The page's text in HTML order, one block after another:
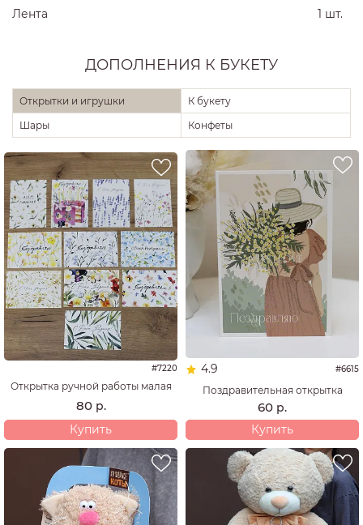
Лента
1 шт.
ДОПОЛНЕНИЯ К БУКЕТУ
Открытки и игрушки
К букету
Шары
Конфеты
#7220
Открытка ручной работы малая
80 р.
Купить
4.9 #6615
Поздравительная открытка
60 р.
Купить